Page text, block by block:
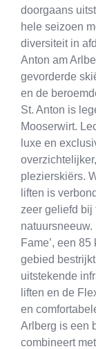
doorgaans
hele seizoen
diversiteit in
Anton am
gevorderde
en de
St. Anton is
Mooserwirt.
luxe en
plezierskiërs.
liften is
zeer geliefd
natuursneeuw.
Fame’, een
gebied
uitstekende
liften en de
en
Arlberg is een
combineert